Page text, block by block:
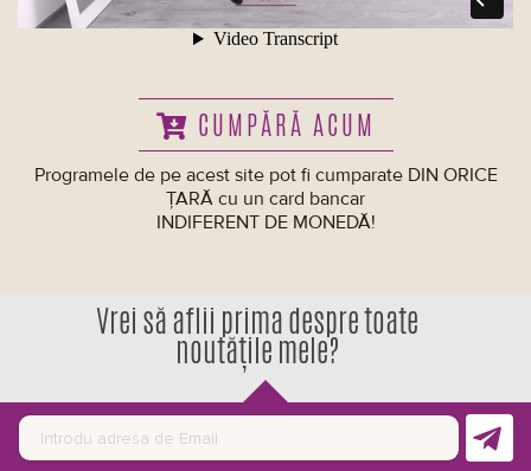
CUMPĂRĂ ACUM
Programele de pe acest site pot fi cumparate DIN ORICE
ȚARĂ cu un card bancar
INDIFERENT DE MONEDĂ!
Vrei să aflii prima despre toate
noutățile mele?